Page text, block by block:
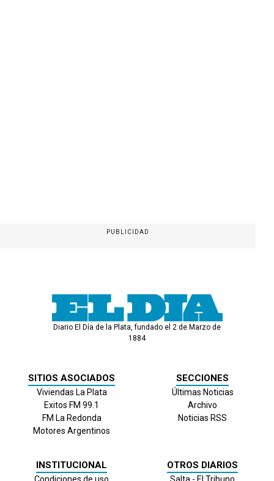
PUBLICIDAD
Diario El Día de la Plata, fundado el 2 de Marzo de
1884
SITIOS ASOCIADOS
Viviendas La Plata
Exitos FM 99.1
FM La Redonda
Motores Argentinos
SECCIONES
Últimas Noticias
Archivo
Noticias RSS
INSTITUCIONAL
Condiciones de uso
OTROS DIARIOS
Salta - El Tribuno